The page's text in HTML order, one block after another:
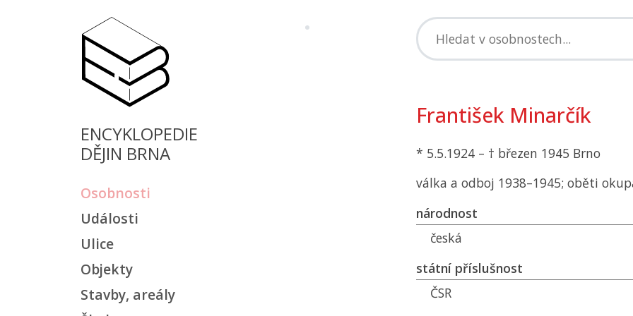
ENCYKLOPEDIE
DĚJIN BRNA
Osobnosti
Události
Ulice
Objekty
Stavby, areály
František Minarčík
* 5.5.1924 – † březen 1945 Brno
válka a odboj 1938–1945; oběti
národnost
česká
státní příslušnost
ČSR